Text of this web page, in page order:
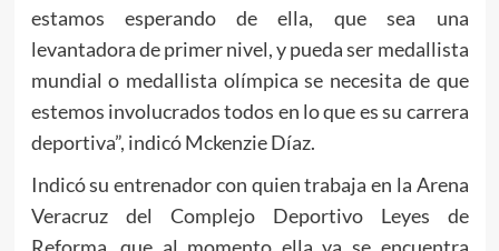
estamos esperando de ella, que sea una
levantadora de primer nivel, y pueda ser medallista
mundial o medallista olímpica se necesita de que
estemos involucrados todos en lo que es su carrera
deportiva”, indicó Mckenzie Díaz.
Indicó su entrenador con quien trabaja en la Arena
Veracruz del Complejo Deportivo Leyes de